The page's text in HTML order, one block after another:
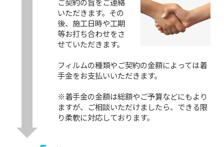
ご契約の旨をご連絡
いただきます。その
後、施工日時や工期
等お打ち合わせをさ
せていただきます。
フィルムの種類やご契約の金額によっては着
手金をお支払いいただきます。
※着手金の金額は総額やご予算などにもより
ますが、ご相談いただけましたら、できる限
り柔軟に対応しております。